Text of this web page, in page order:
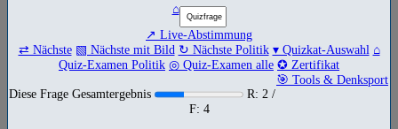
⌂
↗ Live-Abstimmung
⇄ Nächste ▧ Nächste mit Bild ↻ Nächste Politik ▾ Quizkat-Auswahl ⌂
Quiz-Examen Politik ◎ Quiz-Examen alle ✪ Zertifikat
🎯 Tools & Denksport
Diese Frage Gesamtergebnis
R: 2 /
F: 4